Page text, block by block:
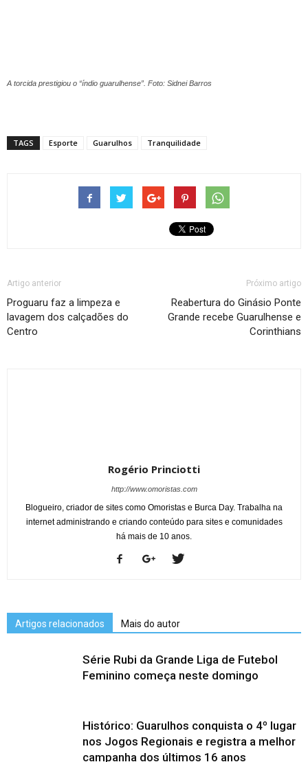
A torcida prestigiou o “índio guarulhense”. Foto: Sidnei Barros
TAGS Esporte Guarulhos Tranquilidade
Artigo anterior
Proguaru faz a limpeza e
lavagem dos calçadões do
Centro
Próximo artigo
Reabertura do Ginásio Ponte
Grande recebe Guarulhense e
Corinthians
Rogério Princiotti
http://www.omoristas.com
Blogueiro, criador de sites como Omoristas e Burca Day. Trabalha na
internet administrando e criando conteúdo para sites e comunidades
há mais de 10 anos.
Artigos relacionados Mais do autor
Série Rubi da Grande Liga de Futebol
Feminino começa neste domingo
Histórico: Guarulhos conquista o 4º lugar
nos Jogos Regionais e registra a melhor
campanha dos últimos 16 anos